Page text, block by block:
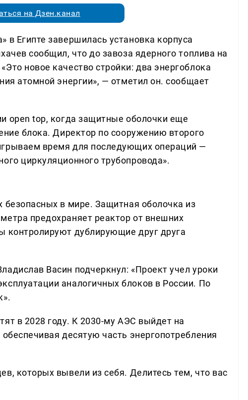
на Дзен.канал
Египте завершилась установка корпуса
сообщил, что до завоза ядерного топлива на
новое качество стройки: два энергоблока
атомной энергии», — отметил он. сообщает
open top, когда защитные оболочки еще
блока. Директор по сооружению второго
время для последующих операций —
циркуляционного трубопровода».
в мире. Защитная оболочка из
предохраняет реактор от внешних
контролируют дублирующие друг друга
Васин подчеркнул: «Проект учел уроки
аналогичных блоков в России. По
в 2028 году. К 2030-му АЭС выйдет на
десятую часть энергопотребления
которых вывели из себя. Делитеcь тем, что вас